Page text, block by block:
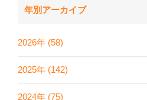
年別アーカイブ
2026年 (58)
2025年 (142)
2024年 (75)